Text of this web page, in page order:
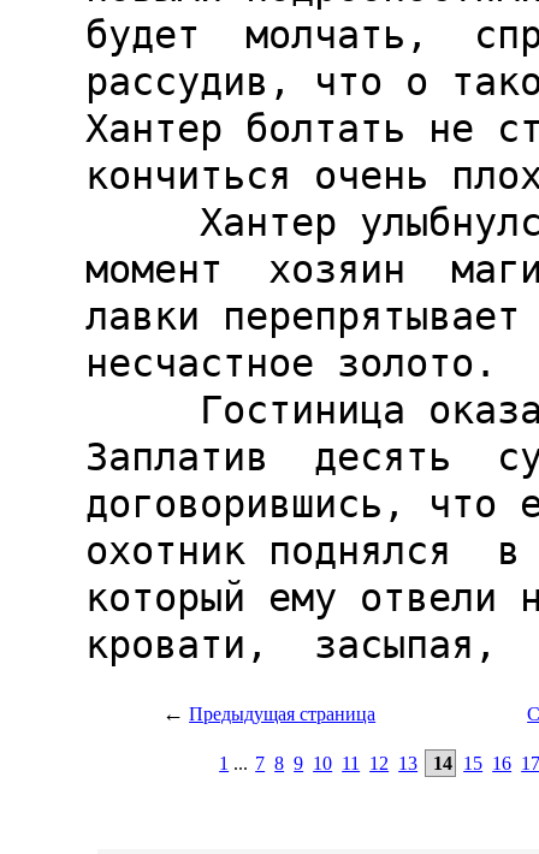
← Предыдущая страница
1 ... 7 8 9 10 11 12 13 14 15 16